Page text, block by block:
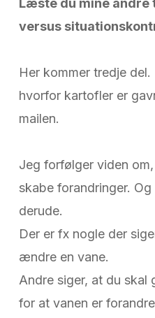
Læste du mine andre
versus
Her kommer tredje
hvorfor kartofler er
mailen.
Jeg forfølger viden
skabe forandringer.
derude.
Der er fx nogle der
ændre en vane.
Andre siger, at du skal
for at vanen er